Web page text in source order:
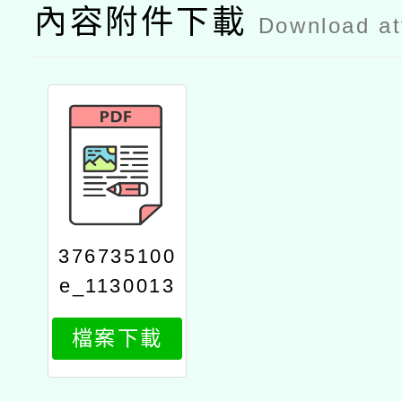
內容附件下載 Download
376735100
e_1130013
216_attach
1
檔案下載